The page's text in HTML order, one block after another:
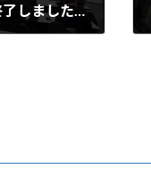
町田の未来を考える120分（終了しました）